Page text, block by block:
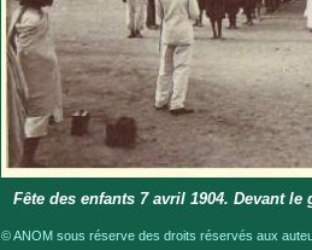
Fête des enfants 7 avril 1904. Devant le
© ANOM sous réserve des droits réservés aux